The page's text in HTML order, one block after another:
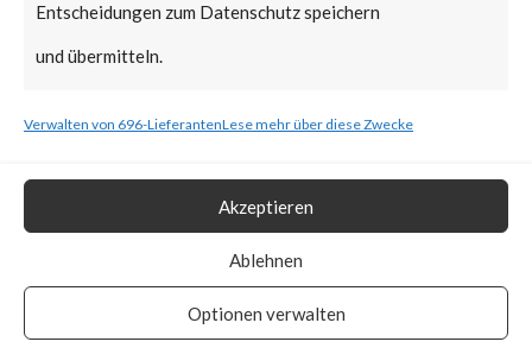
Entscheidungen zum Datenschutz speichern
und übermitteln.
Verwalten von 696-LieferantenLese mehr über diese Zwecke
Akzeptieren
Ablehnen
Optionen verwalten
The vendor has released
includes a fix for CVE-2023-
38831.
What FortiGuard Coverage is